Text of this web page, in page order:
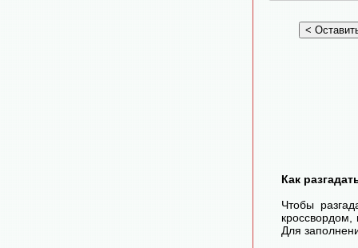
Как
Чтобы
кроссвордом,
Для